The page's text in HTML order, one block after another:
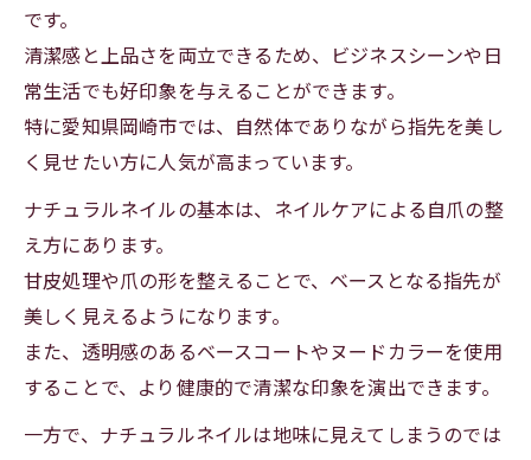
です。
清潔感と上品さを両立できるため、ビジネスシーンや日
常生活でも好印象を与えることができます。
特に愛知県岡崎市では、自然体でありながら指先を美し
く見せたい方に人気が高まっています。
ナチュラルネイルの基本は、ネイルケアによる自爪の整
え方にあります。
甘皮処理や爪の形を整えることで、ベースとなる指先が
美しく見えるようになります。
また、透明感のあるベースコートやヌードカラーを使用
することで、より健康的で清潔な印象を演出できます。
一方で、ナチュラルネイルは地味に見えてしまうのでは